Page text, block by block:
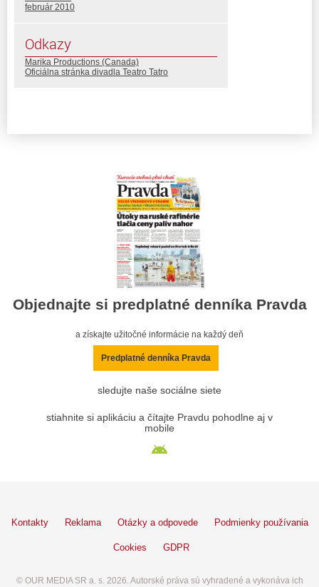
február 2010
Odkazy
Marika Productions (Canada)
Oficiálna stránka divadla Teatro Tatro
Objednajte si predplatné denníka Pravda
a získajte užitočné informácie na každý deň
Predplatné denníka Pravda
sledujte naše sociálne siete
stiahnite si aplikáciu a čítajte Pravdu pohodlne aj v
mobile
Kontakty Reklama Otázky a odpovede Podmienky používania
Cookies GDPR
© OUR MEDIA SR a. s. 2026. Autorské práva sú vyhradené a vykonáva ich